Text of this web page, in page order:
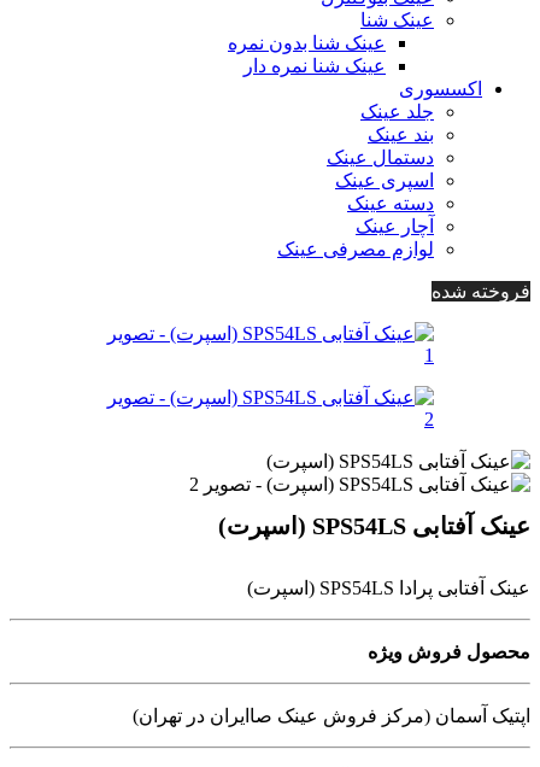
عینک شنا
عینک شنا بدون نمره
عینک شنا نمره دار
اکسسوری
جلد عینک
بند عینک
دستمال عینک
اسپری عینک
دسته عینک
آچار عینک
لوازم مصرفی عینک
فروخته شده
عینک آفتابی SPS54LS (اسپرت)
عینک آفتابی پرادا SPS54LS (اسپرت)
محصول فروش ویژه
اپتیک آسمان (مرکز فروش عینک صاایران در تهران)